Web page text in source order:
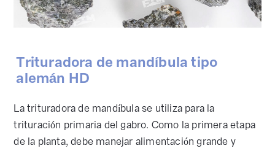
Trituradora de mandíbula tipo
alemán HD
La trituradora de mandíbula se utiliza para la
trituración primaria del gabro. Como la primera etapa
de la planta, debe manejar alimentación grande y